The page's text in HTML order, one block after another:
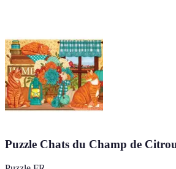
Puzzle Chats du Champ de